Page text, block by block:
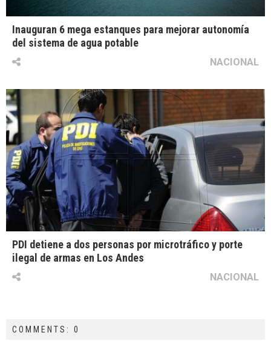
Inauguran 6 mega estanques para mejorar autonomía
del sistema de agua potable
NACIONAL
PDI detiene a dos personas por microtráfico y porte
ilegal de armas en Los Andes
NACIONAL
COMMENTS: 0